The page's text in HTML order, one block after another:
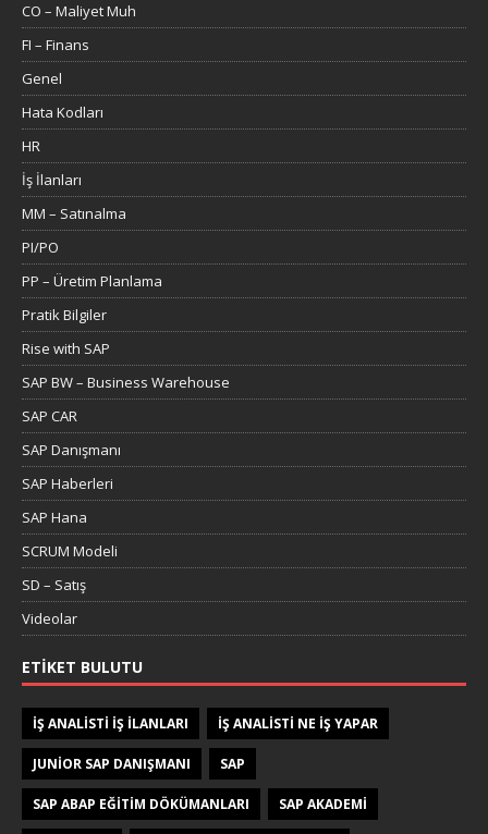
CO – Maliyet Muh
FI – Finans
Genel
Hata Kodları
HR
İş İlanları
MM – Satınalma
PI/PO
PP – Üretim Planlama
Pratik Bilgiler
Rise with SAP
SAP BW – Business Warehouse
SAP CAR
SAP Danışmanı
SAP Haberleri
SAP Hana
SCRUM Modeli
SD – Satış
Videolar
ETIKET BULUTU
IŞ ANALISTI IŞ ILANLARI IŞ ANALISTI NE IŞ YAPAR
JUNIOR SAP DANIŞMANI SAP
SAP ABAP EĞITIM DÖKÜMANLARI SAP AKADEMI